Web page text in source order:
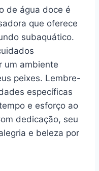
de água doce é
que oferece
subaquático.
um ambiente
peixes. Lembre-
específicas
e esforço ao
dedicação, seu
e beleza por